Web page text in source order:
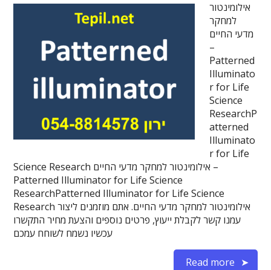
אילומינטור
למחקר
מדעי החיים
–
Patterned
Illuminato
r for Life
Science
ResearchP
atterned
Illuminato
r for Life
Science Research אילומינטור למחקר מדעי החיים –
Patterned Illuminator for Life Science
ResearchPatterned Illuminator for Life Science
Research אילומינטור למחקר מדעי החיים. אתם מוזמנים ליצור
עמנו קשר לקבלת ייעוץ, פרטים נוספים והצעת מחיר התקשרו
עכשיו נשמח לשוחח עמכם
Read more